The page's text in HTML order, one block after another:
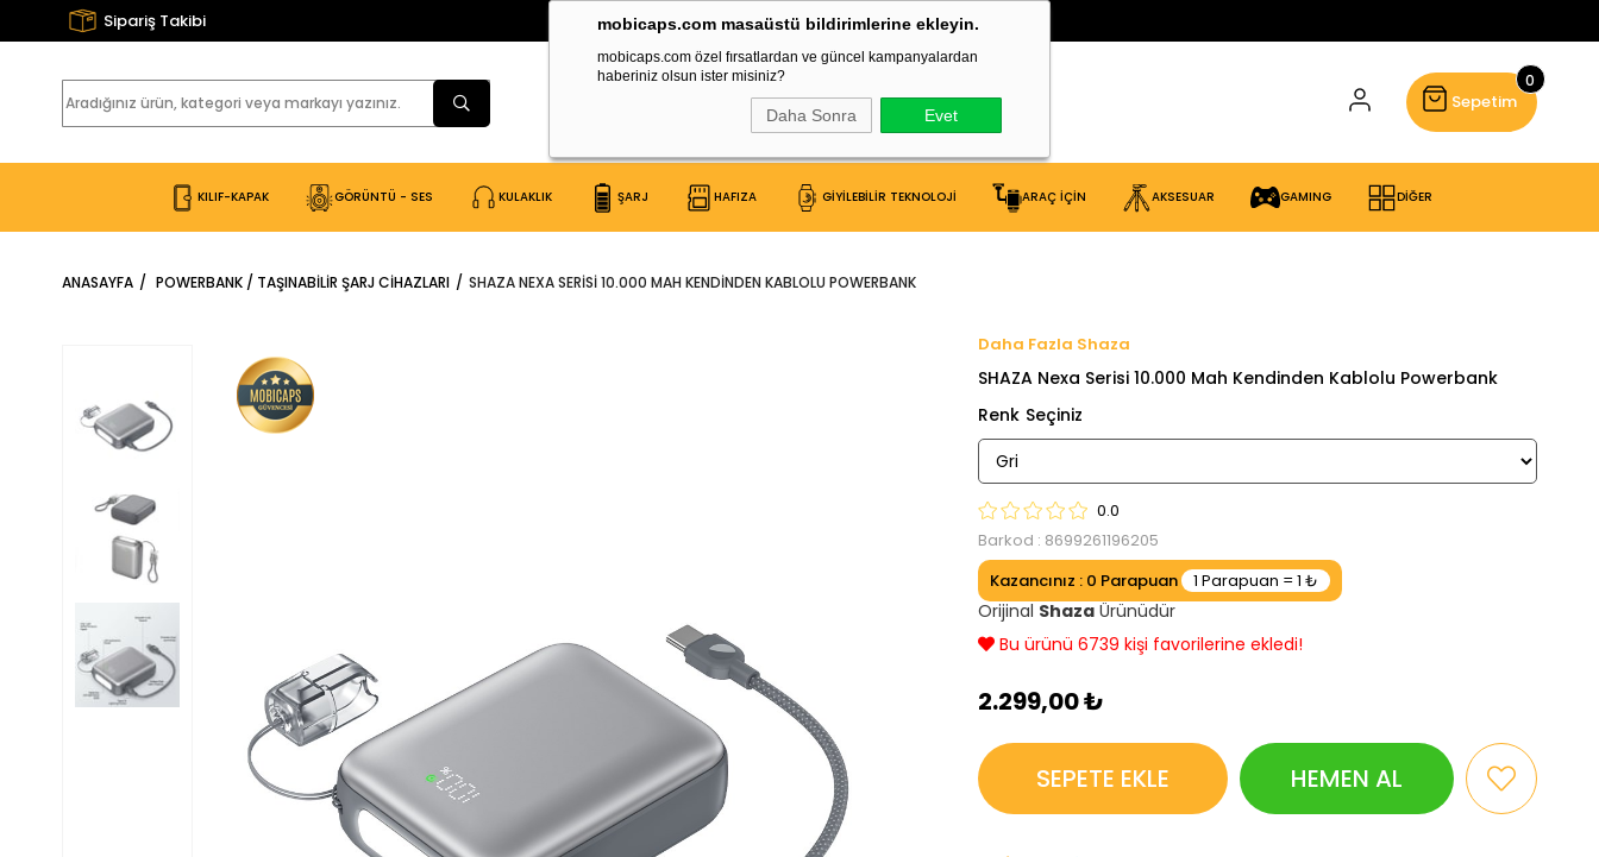
mobicaps.com masaüstü bildirimlerine ekleyin.
mobicaps.com özel fırsatlardan ve güncel kampanyalardan
haberiniz olsun ister misiniz?
Daha Sonra Evet
Sipariş Takibi 30.000 Çeşit Ürün Burada!
Sepetim
0
KILIF-KAPAK GÖRÜNTÜ - SES KULAKLIK ŞARJ HAFIZA GİYİLEBİLİR TEKNOLOJİ ARAÇ İÇİN AKSESUAR GAMING DİĞER
ANASAYFA POWERBANK / TAŞINABILIR ŞARJ CIHAZLARI SHAZA NEXA SERISI 10.000 MAH KENDINDEN KABLOLU POWERBANK
Shaza
SHAZA Nexa Serisi 10.000 Mah Kendinden Kablolu Powerbank
Renk
0.0
Barkod : 8699261196205
Kazancınız : 0
Orijinal Shaza Ürünüdür
Bu ürünü 6739 kişi favorilerine ekledi!
2.299,00 ₺